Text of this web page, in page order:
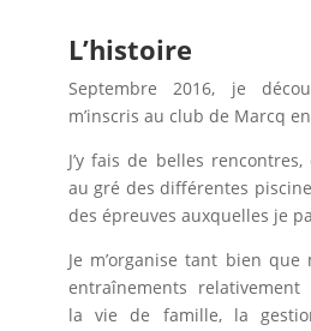
L’histoire
Septembre 2016, je
m’inscris au club de Marcq
J’y fais de belles
au gré des différentes
des épreuves auxquelles je
Je m’organise tant bien
entraînements relativement
la vie de famille, la